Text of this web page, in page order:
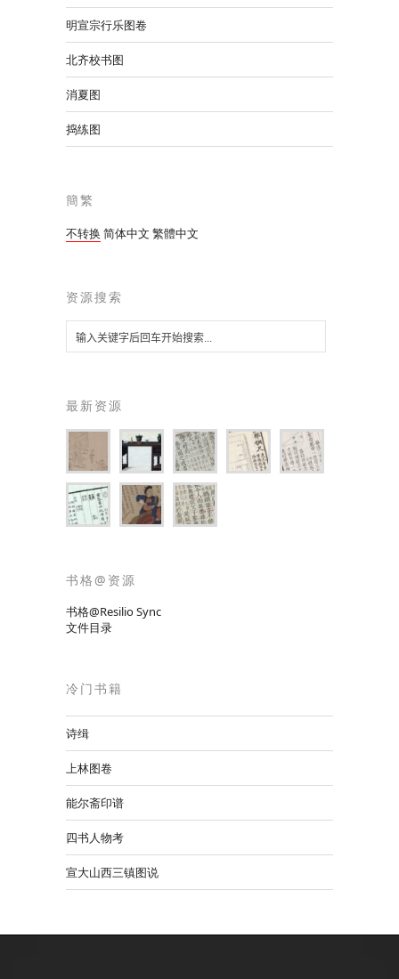
明宣宗行乐图卷
北齐校书图
消夏图
捣练图
簡繁
不转换 简体中文 繁體中文
资源搜索
最新资源
书格@资源
书格@Resilio Sync
文件目录
冷门书籍
诗缉
上林图卷
能尔斋印谱
四书人物考
宣大山西三镇图说